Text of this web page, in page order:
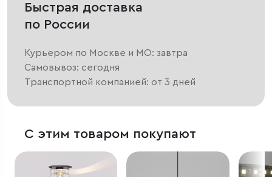
Быстрая доставка
по России
Курьером по Москве и МО: завтра
Самовывоз: сегодня
Транспортной компанией: от 3 дней
С этим товаром покупают